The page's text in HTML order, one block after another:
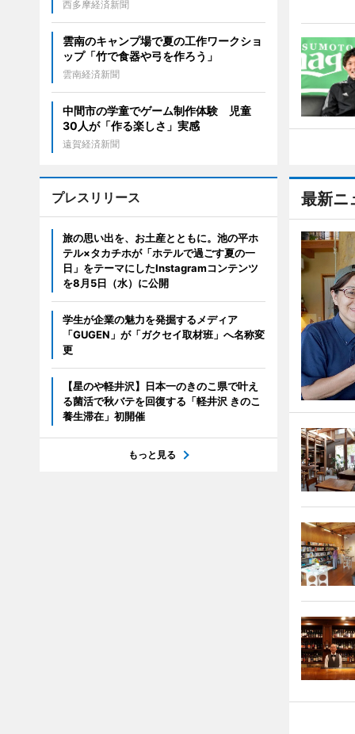
最新ニ
西多摩経済新聞
雲南のキャンプ場で夏の工作ワークショ
ップ「竹で食器や弓を作ろう」
雲南経済新聞
中間市の学童でゲーム制作体験 児童
30人が「作る楽しさ」実感
遠賀経済新聞
プレスリリース
旅の思い出を、お土産とともに。池の平ホ
テル×タカチホが「ホテルで過ごす夏の一
日」をテーマにしたInstagramコンテンツ
を8月5日（水）に公開
学生が企業の魅力を発掘するメディア
「GUGEN」が「ガクセイ取材班」へ名称変
更
【星のや軽井沢】日本一のきのこ県で叶え
る菌活で秋バテを回復する「軽井沢 きのこ
養生滞在」初開催
もっと見る